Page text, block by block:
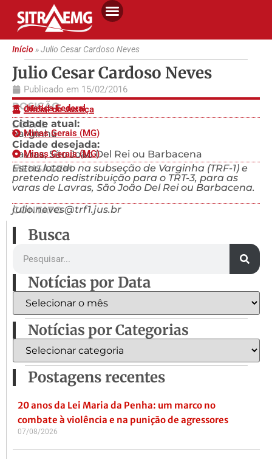
Início»Julio Cesar Cardoso Neves
Julio Cesar Cardoso Neves
Publicado em 15/02/2016
POSIÇÃO
Justiça Federal
Oficial de Justiça
LOCAL
Cidade atual:
Varginha
Minas Gerais (MG)
Cidade desejada:
Lavras, São João Del Rei ou Barbacena
Minas Gerais (MG)
MENSAGEM
Estou lotado na subseção de Varginha (TRF-1) e
pretendo redistribuição para o TRT-3, para as
varas de Lavras, São João Del Rei ou Barbacena.
CONTATO
julio.neves@trf1.jus.br
Busca
Notícias por Data
Notícias por Categorias
Postagens recentes
20 anos da Lei Maria da Penha: um marco no
combate à violência e na punição de agressores
07/08/2026